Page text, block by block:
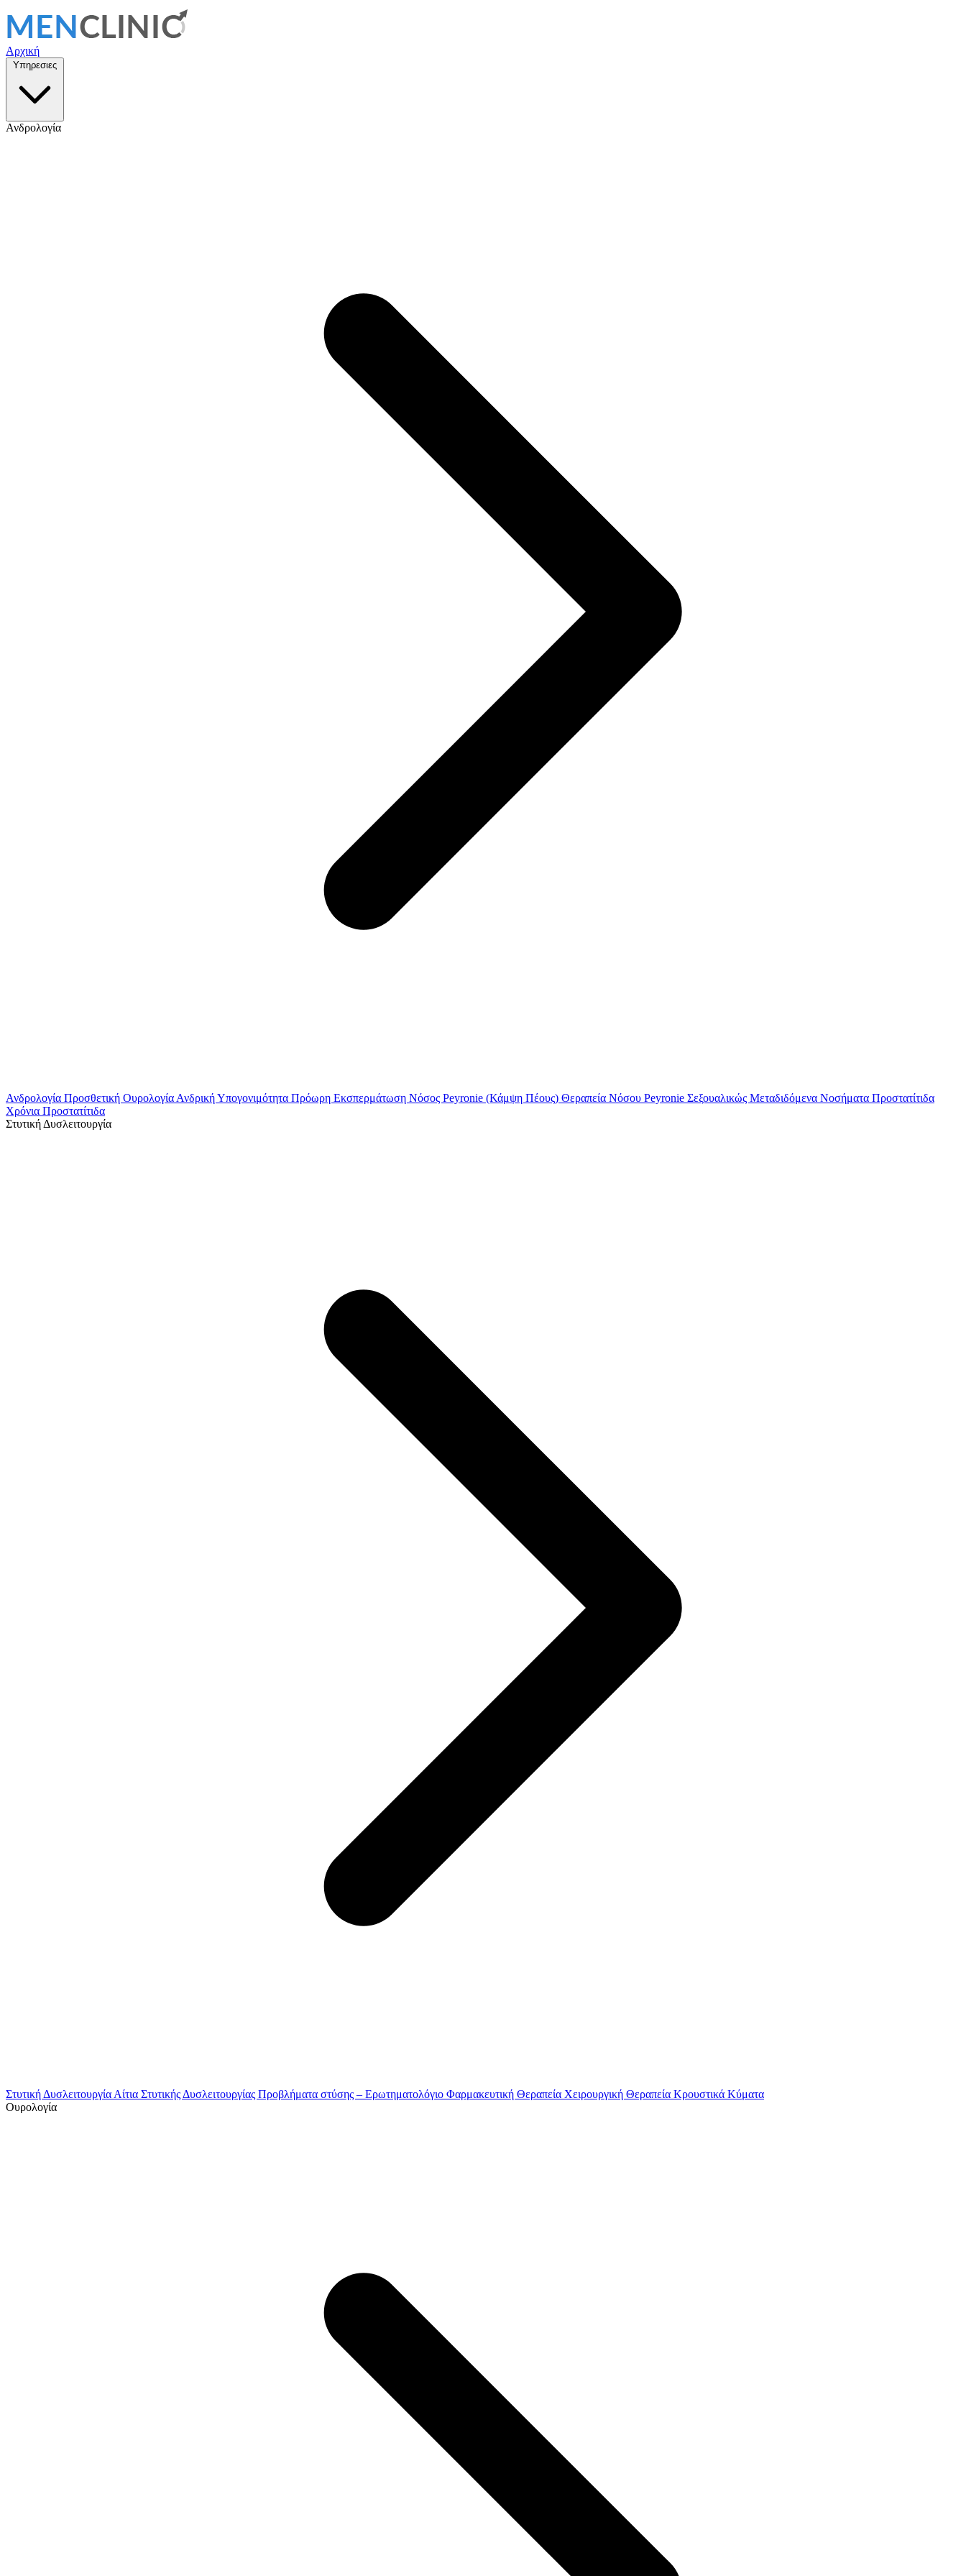
Αρχική
Υπηρεσιες
Ανδρολογία
Ανδρολογία Προσθετική Ουρολογία Ανδρική Υπογονιμότητα Πρόωρη Εκσπερμάτωση Νόσος Peyronie (Κάμψη Πέους) Θεραπεία Νόσου Peyronie Σεξουαλικώς Μεταδιδόμενα Νοσήματα Προστατίτιδα
Χρόνια Προστατίτιδα
Στυτική Δυσλειτουργία
Στυτική Δυσλειτουργία Αίτια Στυτικής Δυσλειτουργίας Προβλήματα στύσης – Ερωτηματολόγιο Φαρμακευτική Θεραπεία Χειρουργική Θεραπεία Κρουστικά Κύματα
Ουρολογία